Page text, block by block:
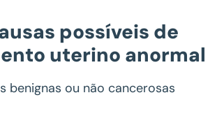
possíveis de
uterino anormal
benignas ou não cancerosas